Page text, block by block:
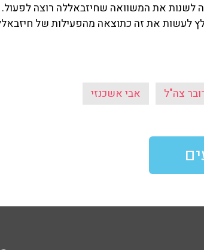
לשנות את המשוואה שחיזבאללה רוצה
לעשות את זה כתוצאה מהפעילות של
צה"ל אבי אשכנזי